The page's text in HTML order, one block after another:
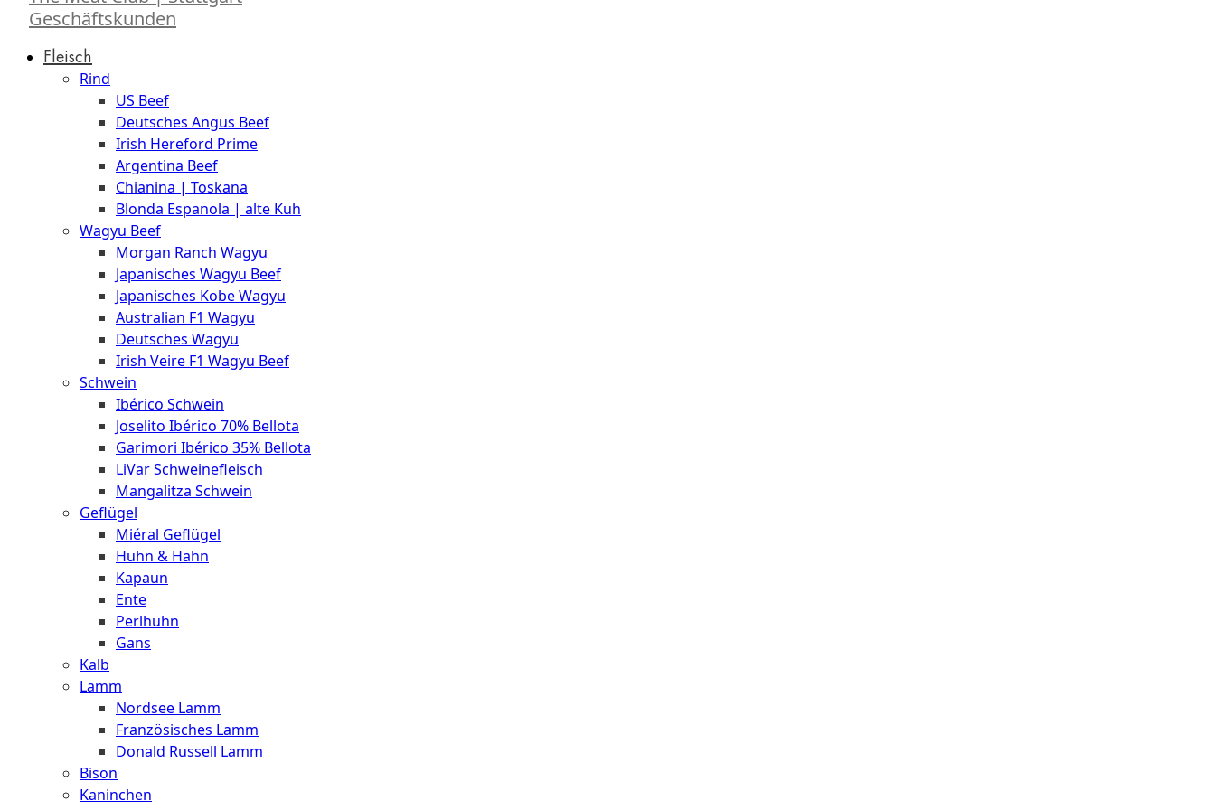
Geschäftskunden
Fleisch
Rind
US Beef
Deutsches Angus Beef
Irish Hereford Prime
Argentina Beef
Chianina | Toskana
Blonda Espanola | alte Kuh
Wagyu Beef
Morgan Ranch Wagyu
Japanisches Wagyu Beef
Japanisches Kobe Wagyu
Australian F1 Wagyu
Deutsches Wagyu
Irish Veire F1 Wagyu Beef
Schwein
Ibérico Schwein
Joselito Ibérico 70% Bellota
Garimori Ibérico 35% Bellota
LiVar Schweinefleisch
Mangalitza Schwein
Geflügel
Miéral Geflügel
Huhn & Hahn
Kapaun
Ente
Perlhuhn
Gans
Kalb
Lamm
Nordsee Lamm
Französisches Lamm
Donald Russell Lamm
Bison
Kaninchen